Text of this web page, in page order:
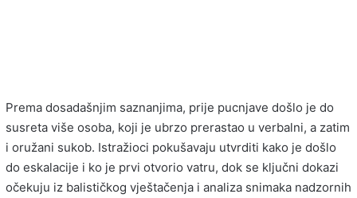
Prema dosadašnjim saznanjima, prije pucnjave došlo je do
susreta više osoba, koji je ubrzo prerastao u verbalni, a zatim
i oružani sukob. Istražioci pokušavaju utvrditi kako je došlo
do eskalacije i ko je prvi otvorio vatru, dok se ključni dokazi
očekuju iz balističkog vještačenja i analiza snimaka nadzornih